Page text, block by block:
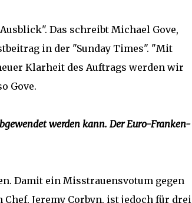
Das schreibt Michael Gove,
in der "Sunday Times". "Mit
Klarheit des Auftrags werden wir
Gove.
werden kann. Der Euro-Franken-
Damit ein Misstrauensvotum gegen
Jeremy Corbyn, ist jedoch für drei